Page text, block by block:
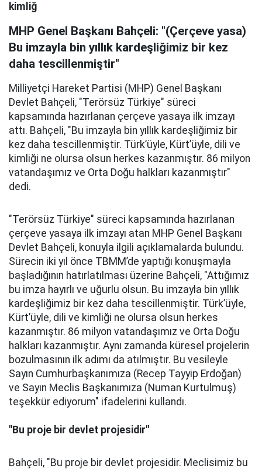
kimliğ
MHP Genel Başkanı Bahçeli: "(Çerçeve yasa)
Bu imzayla bin yıllık kardeşliğimiz bir kez
daha tescillenmiştir"
Milliyetçi Hareket Partisi (MHP) Genel Başkanı
Devlet Bahçeli, "Terörsüz Türkiye" süreci
kapsamında hazırlanan çerçeve yasaya ilk imzayı
attı. Bahçeli, "Bu imzayla bin yıllık kardeşliğimiz bir
kez daha tescillenmiştir. Türk’üyle, Kürt’üyle, dili ve
kimliği ne olursa olsun herkes kazanmıştır. 86 milyon
vatandaşımız ve Orta Doğu halkları kazanmıştır"
dedi.
"Terörsüz Türkiye" süreci kapsamında hazırlanan
çerçeve yasaya ilk imzayı atan MHP Genel Başkanı
Devlet Bahçeli, konuyla ilgili açıklamalarda bulundu.
Sürecin iki yıl önce TBMM’de yaptığı konuşmayla
başladığının hatırlatılması üzerine Bahçeli, "Attığımız
bu imza hayırlı ve uğurlu olsun. Bu imzayla bin yıllık
kardeşliğimiz bir kez daha tescillenmiştir. Türk’üyle,
Kürt’üyle, dili ve kimliği ne olursa olsun herkes
kazanmıştır. 86 milyon vatandaşımız ve Orta Doğu
halkları kazanmıştır. Aynı zamanda küresel projelerin
bozulmasının ilk adımı da atılmıştır. Bu vesileyle
Sayın Cumhurbaşkanımıza (Recep Tayyip Erdoğan)
ve Sayın Meclis Başkanımıza (Numan Kurtulmuş)
teşekkür ediyorum" ifadelerini kullandı.
"Bu proje bir devlet projesidir"
Bahçeli, "Bu proje bir devlet projesidir. Meclisimiz bu